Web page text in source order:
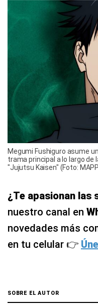
Megumi Fushiguro asume
trama principal a lo largo
"Jujutsu Kaisen" (Foto:
¿Te apasionan las
nuestro canal en
novedades más
en tu celular 👉
SOBRE EL AUTOR